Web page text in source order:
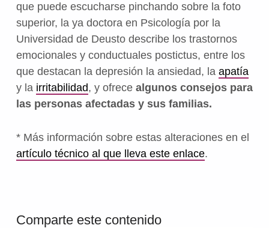
que puede escucharse pinchando sobre la foto
superior, la ya doctora en Psicología por la
Universidad de Deusto describe los trastornos
emocionales y conductuales postictus, entre los
que destacan la depresión la ansiedad, la apatía
y la irritabilidad, y ofrece algunos consejos para
las personas afectadas y sus familias.
* Más información sobre estas alteraciones en el
artículo técnico al que lleva este enlace.
Comparte este contenido